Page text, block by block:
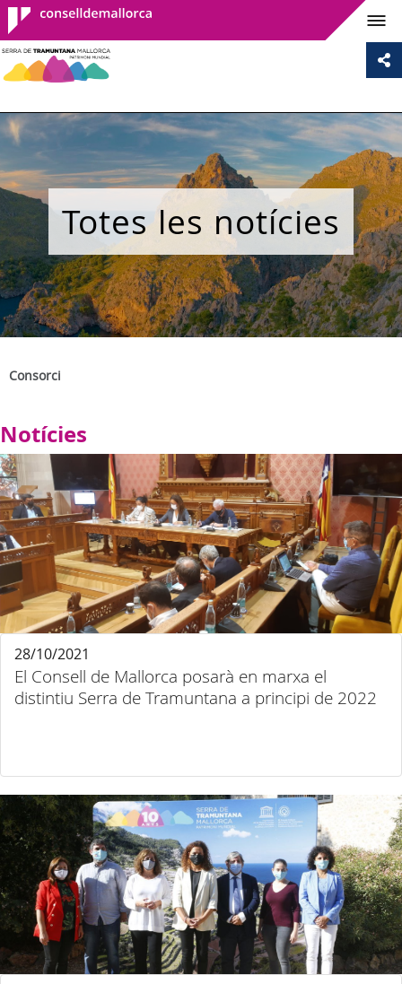
Consell de
Mallorca
Totes les notícies
Consorci
Notícies
El Consell de Mallorca posarà en marxa el
distintiu Serra de Tramuntana a principi de 2022
28/10/2021